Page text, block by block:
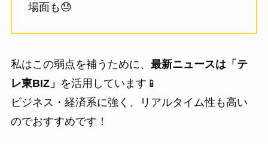
場面も😓
私はこの弱点を補うために、 最新ニュースは「テ
レ東BIZ」 を活用しています📱
ビジネス・経済系に強く、リアルタイム性も高い
のでおすすめです！